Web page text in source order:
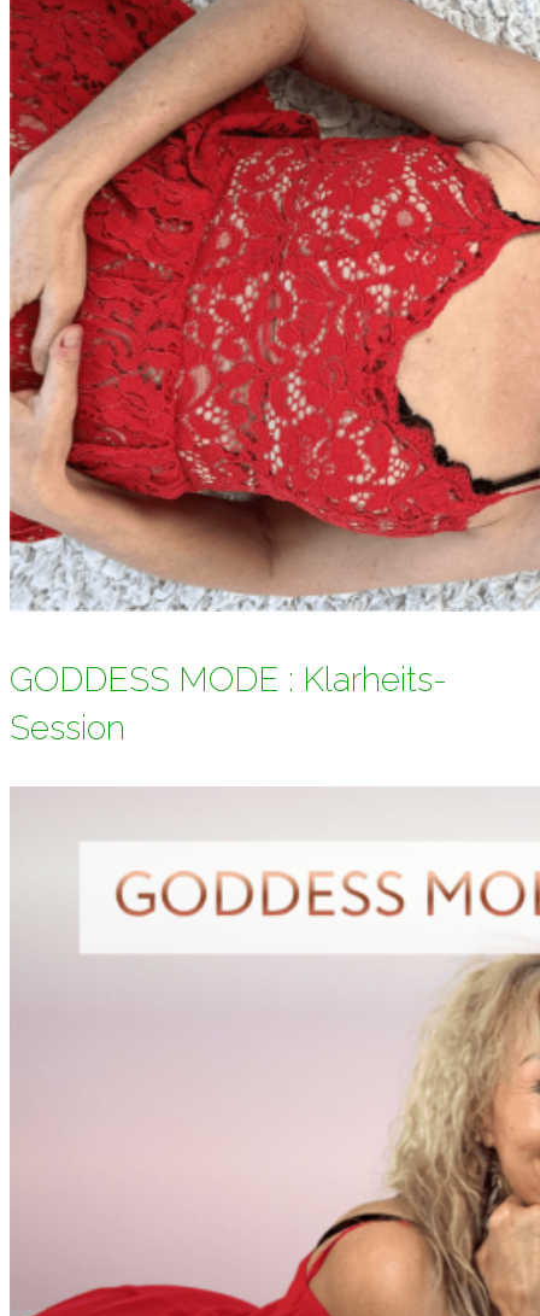
GODDESS MODE : Klarheits-
Session